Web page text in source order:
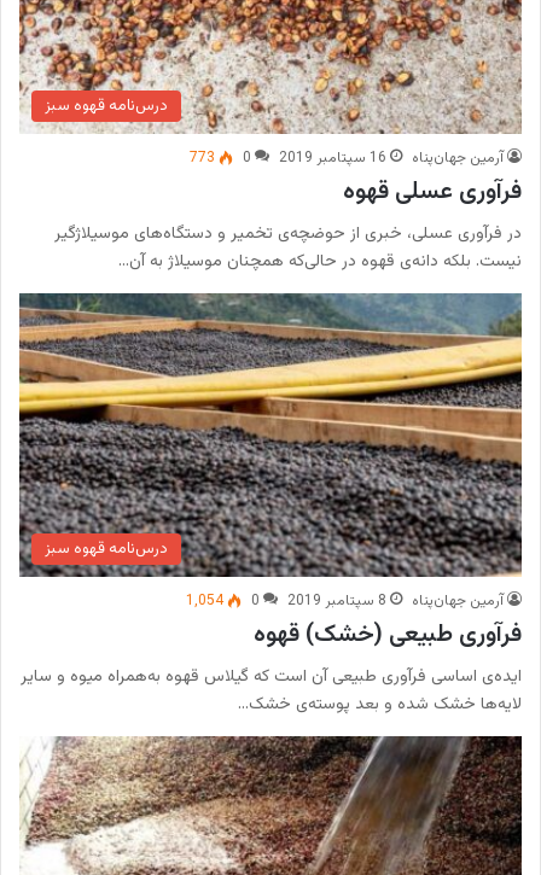
درس‌نامه قهوه سبز
آرمین جهان‌پناه 16 سپتامبر 2019 0
773
فرآوری عسلی قهوه
در فرآوری عسلی، خبری از حوضچه‌ی تخمیر و دستگاه‌های موسیلاژگیر
نیست. بلکه دانه‌ی قهوه در حالی‌که همچنان موسیلاژ به آن…
درس‌نامه قهوه سبز
آرمین جهان‌پناه 8 سپتامبر 2019 0
1,054
فرآوری طبیعی (خشک) قهوه
ایده‌ی اساسی فرآوری طبیعی آن است که گیلاس قهوه به‌همراه میوه و سایر
لایه‌ها خشک شده و بعد پوسته‌ی خشک…